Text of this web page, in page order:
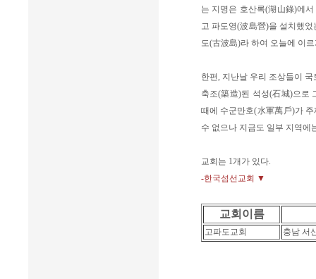
는 지명은 호산록(湖山錄)에
고 파도영(波島營)을 설치했
도(古波島)라 하여 오늘에 이
한편, 지난날 우리 조상들이
축조(築造)된 석성(石城)으로
때에 수군만호(水軍萬戶)가
수 없으나 지금도 일부 지역에
교회는 1개가 있다.
-한국섬선교회 ▼
교회이름
고파도교회 충남 서